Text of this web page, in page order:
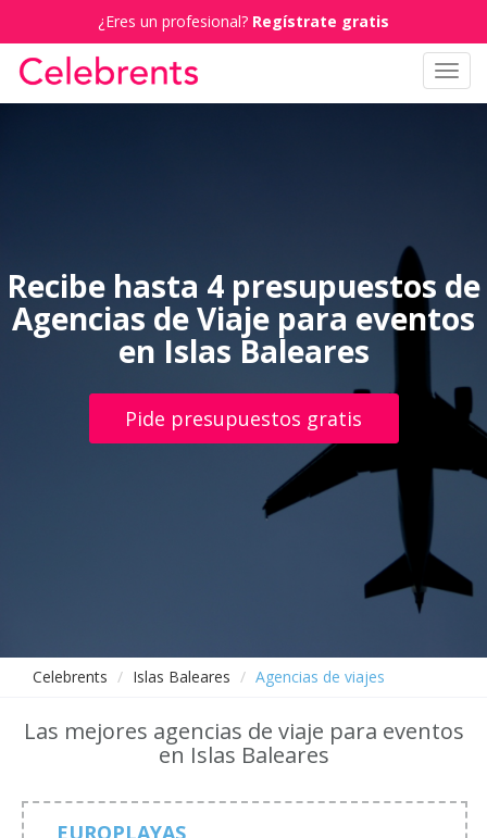
¿Eres un profesional? Regístrate gratis
Recibe hasta 4 presupuestos de
Agencias de Viaje para eventos
en Islas Baleares
Pide presupuestos gratis
Celebrents Islas Baleares Agencias de viajes
Las mejores agencias de viaje para eventos
en Islas Baleares
EUROPLAYAS